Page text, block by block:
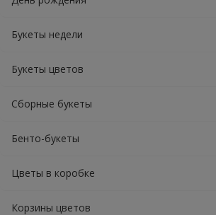
Букеты недели
Букеты цветов
Сборные букеты
Бенто-букеты
Цветы в коробке
Корзины цветов